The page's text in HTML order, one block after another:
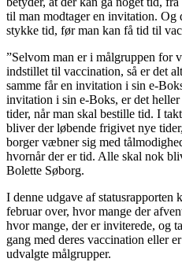
til man modtager en invitation. Og
stykke tid, før man kan få tid til
”Selvom man er i målgruppen for
indstillet til vaccination, så er det
samme får en invitation i sin e-
invitation i sin e-Boks, er det
tider, når man skal bestille tid. I
bliver der løbende frigivet nye
borger væbner sig med
hvornår der er tid. Alle skal nok
Bolette Søborg.
I denne udgave af statusrapporten
februar over, hvor mange der
hvor mange, der er inviterede, og
gang med deres vaccination eller
udvalgte målgrupper.